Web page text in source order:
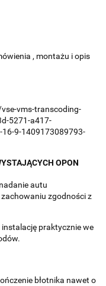
, montażu i opis
vms-transcoding-
5271-a417-
9-1409173089793-
OPON
autu
zgodności z
praktycznie we
błotnika nawet o